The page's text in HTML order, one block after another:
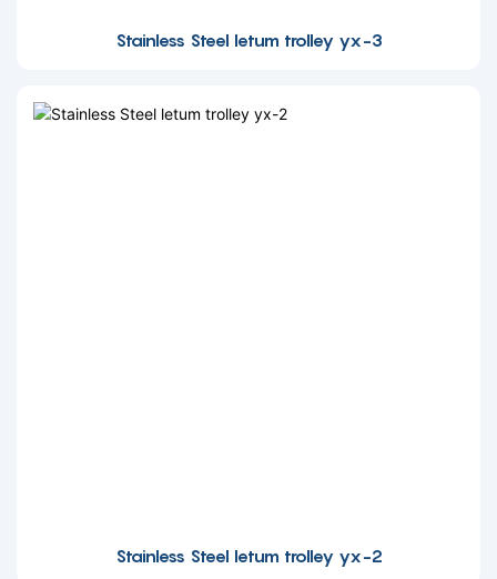
Stainless Steel letum trolley yx-3
Stainless Steel letum trolley yx-2